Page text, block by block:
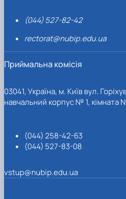
(044) 527-82-42
rectorat@nubip.edu.ua
Приймальна комісія
03041, Україна, м. Київ вул.
навчальний корпус № 1, кімната
(044) 258-42-63
(044) 527-83-08
vstup@nubip.edu.ua